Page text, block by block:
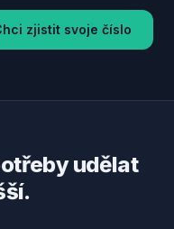
zjistit svoje číslo
udělat